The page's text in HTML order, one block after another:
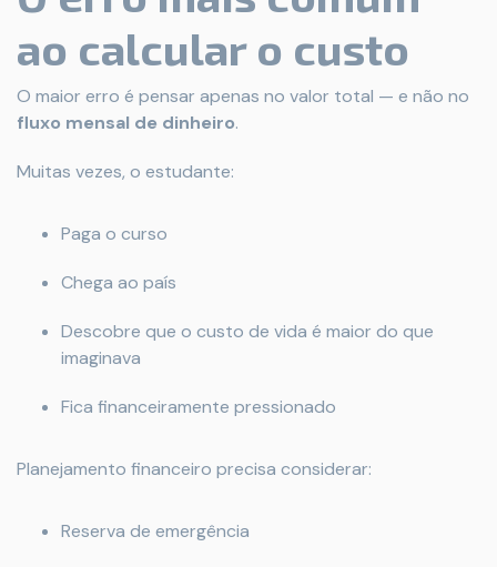
ao calcular o custo
O maior erro é pensar apenas no valor total — e não no
fluxo mensal de dinheiro.
Muitas vezes, o estudante:
Paga o curso
Chega ao país
Descobre que o custo de vida é maior do que
imaginava
Fica financeiramente pressionado
Planejamento financeiro precisa considerar:
Reserva de emergência